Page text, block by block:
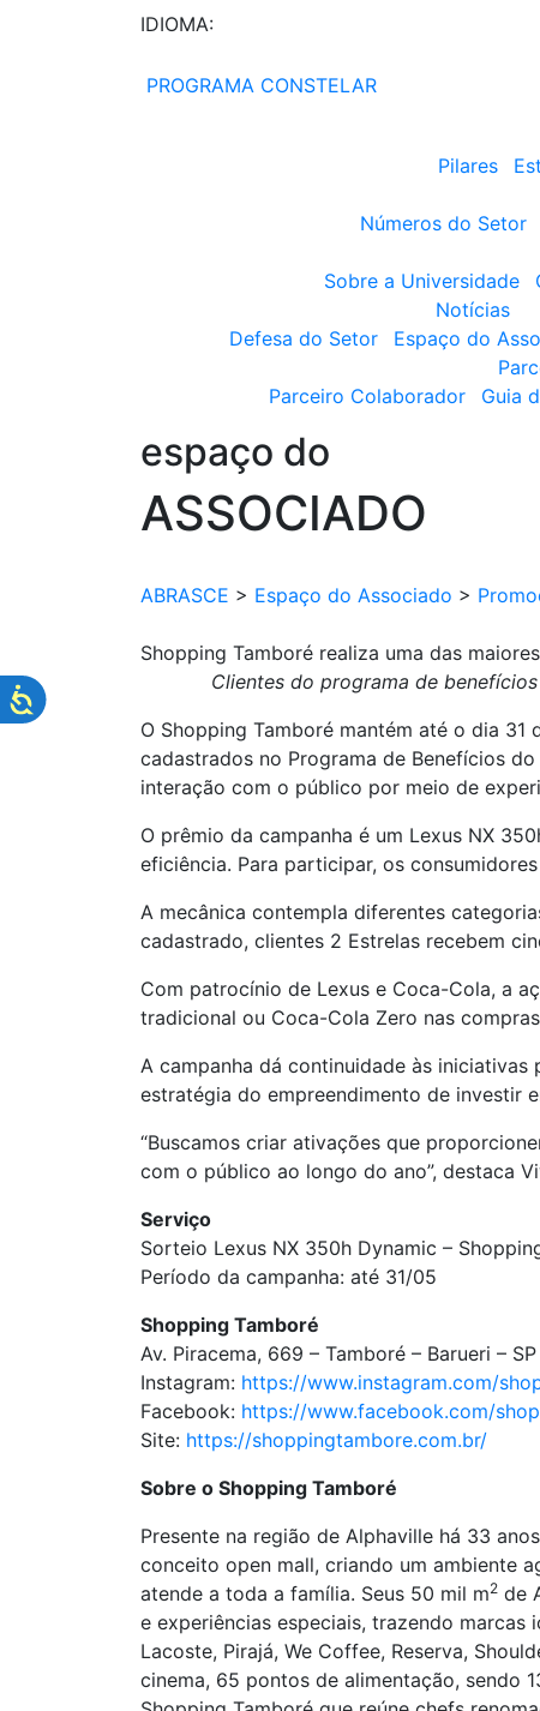
IDIOMA:
PROGRAMA CONSTELAR
Pilares
Números do Setor
Sobre a Universidade
Notícias
Defesa do Setor
Espaço do
Parceiro Colaborador
Guia
espaço do
ASSOCIADO
ABRASCE > Espaço do Associado >
Shopping Tamboré realiza uma das
Clientes do programa de
O Shopping Tamboré mantém até o dia
cadastrados no Programa de Benefícios
interação com o público por meio de
O prêmio da campanha é um Lexus NX
eficiência. Para participar, os
A mecânica contempla diferentes
cadastrado, clientes 2 Estrelas recebem
Com patrocínio de Lexus e Coca-Cola, a
tradicional ou Coca-Cola Zero nas
A campanha dá continuidade às
estratégia do empreendimento de investir
“Buscamos criar ativações que
com o público ao longo do ano”, destaca
Serviço
Sorteio Lexus NX 350h Dynamic –
Período da campanha: até 31/05
Shopping Tamboré
Av. Piracema, 669 – Tamboré – Barueri – SP
Instagram: https://www.instagram.com/
Facebook: https://www.facebook.com/
Site: https://shoppingtambore.com.br/
Sobre o Shopping Tamboré
Presente na região de Alphaville há 33
conceito open mall, criando um ambiente
atende a toda a família. Seus 50 mil m2 de
e experiências especiais, trazendo marcas
Lacoste, Pirajá, We Coffee, Reserva,
cinema, 65 pontos de alimentação, sendo